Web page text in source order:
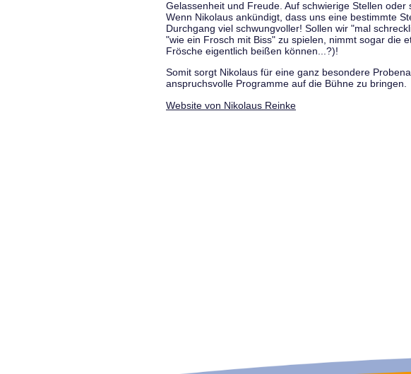
Gelassenheit und Freude. Auf schwierige Stellen
Wenn Nikolaus ankündigt, dass uns eine bestimmte
Durchgang viel schwungvoller! Sollen wir "mal
"wie ein Frosch mit Biss" zu spielen, nimmt sogar die
Frösche eigentlich beißen können...?)!
Somit sorgt Nikolaus für eine ganz besondere
anspruchsvolle Programme auf die Bühne zu bringen.
Website von Nikolaus Reinke